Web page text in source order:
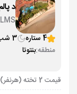
د
4 ستاره
3 شب
منطقه:بنتوتا
قیمت 2 تخته (هرنفر)